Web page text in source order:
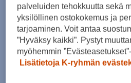
August 2025(6)
July 2025(7)
June 2025(7)
May 2025
April 2025(7)
March 2025(7)
February 2025(6)
palveluiden tehokkuutta sekä
yksilöllinen ostokokemus ja
tarjoaminen. Voit antaa
”Hyväksy kaikki”. Pystyt
myöhemmin
Lisätietoja K-ryhmän